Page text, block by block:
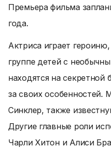
Премьера фильма
года.
Актриса играет
группе детей с
находятся на секретной
за своих особенностей.
Синклер, также
Другие главные роли
Чарли Хитон и Алиси